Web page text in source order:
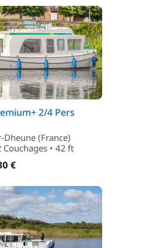
2/4 Pers
Dheune (France)
Couchages • 42 ft
€